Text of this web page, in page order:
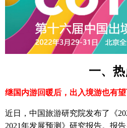
一、
继国内游回暖后，出入境游也有
近日，中国旅游研究院发布了《
2021年发展预测》研究报告。报